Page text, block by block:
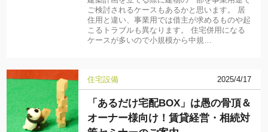
ご検討されるケースもあるかと思います。 居
住用と違い、事業用では借主が求めるものや起
こるトラブルも異なります。 住宅併用になる
ケースが多いので小規模から中規…
住宅設備 2025/4/17
「あるだけ宅配BOX」は愚の骨頂＆
オーナー様向け！賃貸経営・相続対